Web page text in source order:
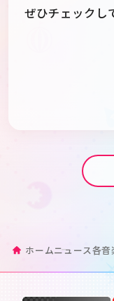
ぜひチェックし
ホームニュース各